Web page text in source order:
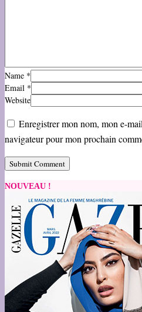
Name *
Email *
Website
Enregistrer mon nom, mon e-
navigateur pour mon prochain
NOUVEAU !